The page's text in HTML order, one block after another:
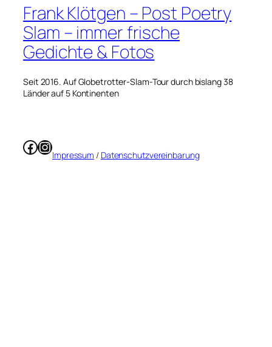
Frank Klötgen – Post Poetry
Slam – immer frische
Gedichte & Fotos
Seit 2016. Auf Globetrotter-Slam-Tour durch bislang 38
Länder auf 5 Kontinenten
Facebook
Instagram
Impressum / Datenschutzvereinbarung